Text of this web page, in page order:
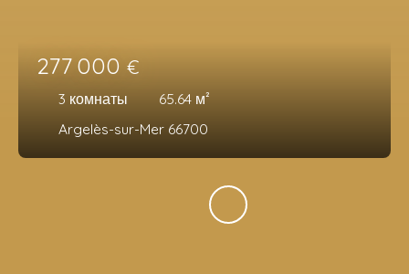
277 000 €
3 комнаты 65.64 м²
Argelès-sur-Mer 66700